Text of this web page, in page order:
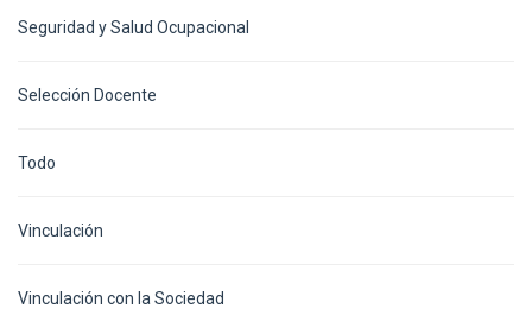
Seguridad y Salud Ocupacional
Selección Docente
Todo
Vinculación
Vinculación con la Sociedad